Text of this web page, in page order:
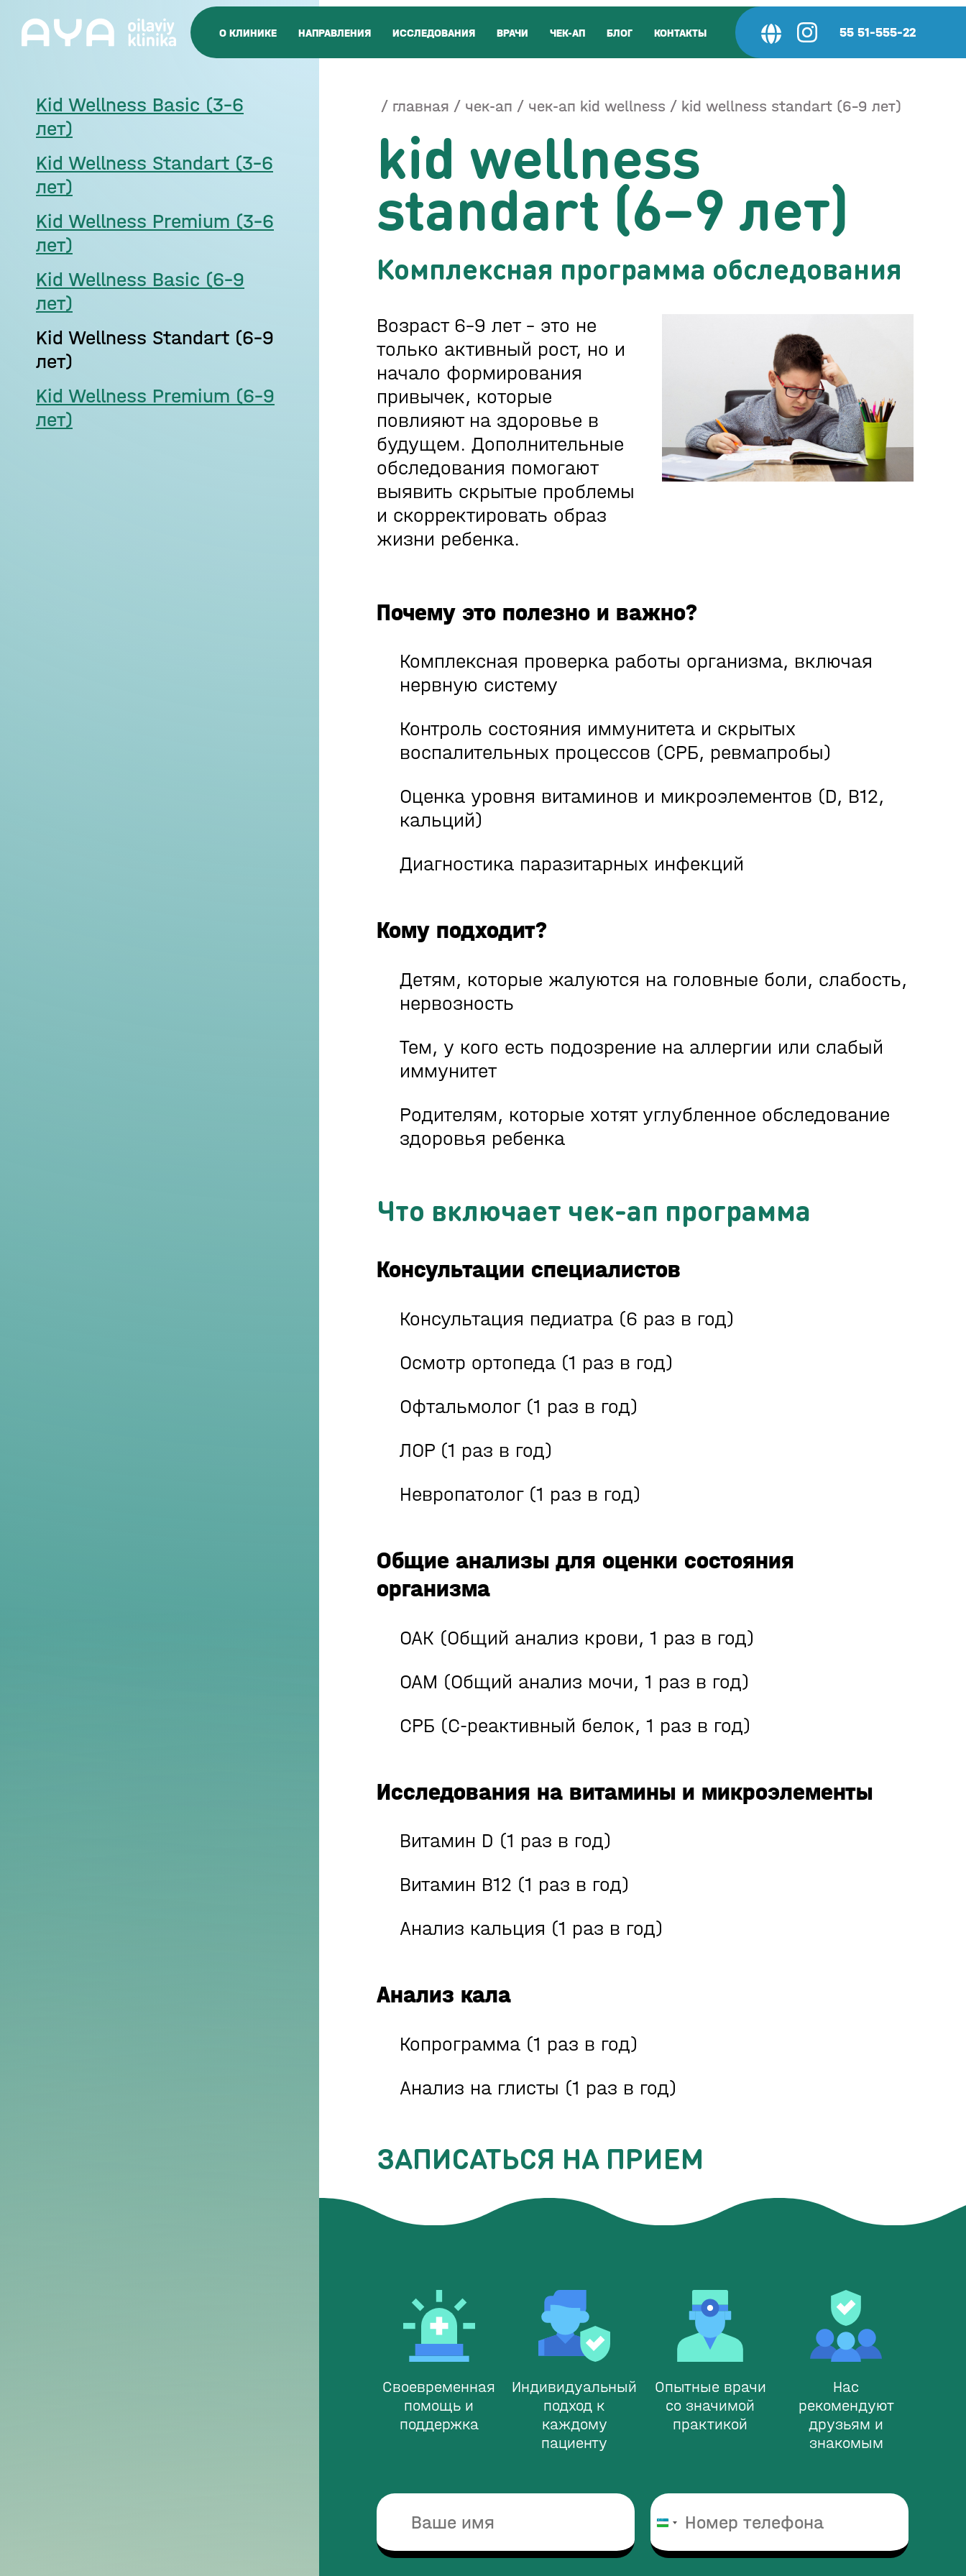
О КЛИНИКЕ НАПРАВЛЕНИЯ ИССЛЕДОВАНИЯ ВРАЧИ ЧЕК-АП БЛОГ КОНТАКТЫ 55 51-555-22
Kid Wellness Basic (3-6
лет)
Kid Wellness Standart (3–6
лет)
Kid Wellness Premium (3–6
лет)
Kid Wellness Basic (6–9
лет)
Kid Wellness Standart (6–9
лет)
Kid Wellness Premium (6–9
лет)
главная чек-ап чек-ап kid wellness kid wellness standart (6–9 лет)
kid wellness
standart (6–9 лет)
Комплексная программа обследования
Возраст 6–9 лет – это не
только активный рост, но и
начало формирования
привычек, которые
повлияют на здоровье в
будущем. Дополнительные
обследования помогают
выявить скрытые проблемы
и скорректировать образ
жизни ребенка.
Почему это полезно и важно?
Комплексная проверка работы организма, включая
нервную систему
Контроль состояния иммунитета и скрытых
воспалительных процессов (СРБ, ревмапробы)
Оценка уровня витаминов и микроэлементов (D, B12,
кальций)
Диагностика паразитарных инфекций
Кому подходит?
Детям, которые жалуются на головные боли, слабость,
нервозность
Тем, у кого есть подозрение на аллергии или слабый
иммунитет
Родителям, которые хотят углубленное обследование
здоровья ребенка
Что включает чек-ап программа
Консультации специалистов
Консультация педиатра (6 раз в год)
Осмотр ортопеда (1 раз в год)
Офтальмолог (1 раз в год)
ЛОР (1 раз в год)
Невропатолог (1 раз в год)
Общие анализы для оценки состояния
организма
ОАК (Общий анализ крови, 1 раз в год)
ОАМ (Общий анализ мочи, 1 раз в год)
СРБ (С-реактивный белок, 1 раз в год)
Исследования на витамины и микроэлементы
Витамин D (1 раз в год)
Витамин B12 (1 раз в год)
Анализ кальция (1 раз в год)
Анализ кала
Копрограмма (1 раз в год)
Анализ на глисты (1 раз в год)
ЗАПИСАТЬСЯ НА ПРИЕМ
Своевременная
помощь и
поддержка
Индивидуальный
подход к
каждому
пациенту
Опытные врачи
со значимой
практикой
Нас
рекомендуют
друзьям и
знакомым
Узбекистан
+998